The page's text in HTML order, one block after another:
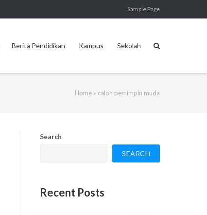
Sample Page
Berita Pendidikan Kampus Sekolah
Home » calon pemimpin muda
Search
SEARCH
Recent Posts